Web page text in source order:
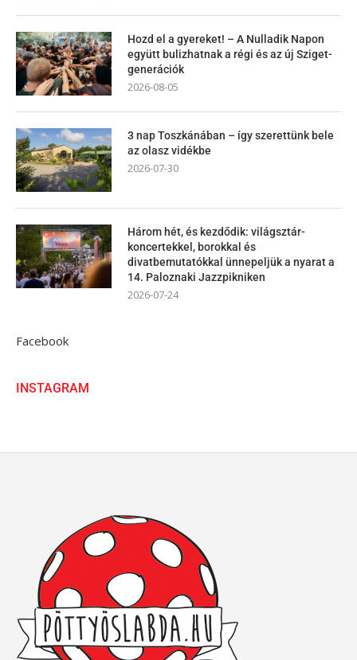
Hozd el a gyereket! – A Nulladik Napon
együtt bulizhatnak a régi és az új Sziget-
generációk
2026-08-05
3 nap Toszkánában – így szerettünk bele
az olasz vidékbe
2026-07-30
Három hét, és kezdődik: világsztár-
koncertekkel, borokkal és
divatbemutatókkal ünnepeljük a nyarat a
14. Paloznaki Jazzpikniken
2026-07-24
Facebook
INSTAGRAM